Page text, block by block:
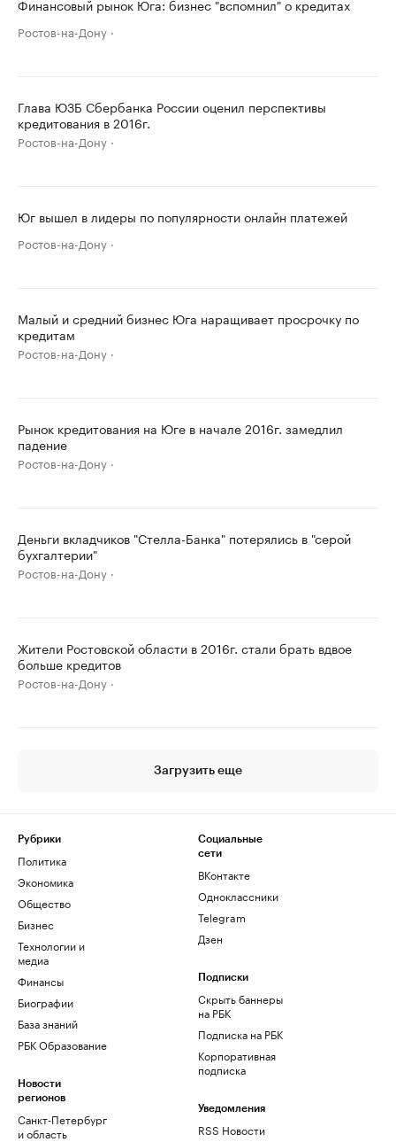
Финансовый рынок Юга: бизнес "вспомнил" о кредитах
Ростов-на-Дону
Глава ЮЗБ Сбербанка России оценил перспективы
кредитования в 2016г.
Ростов-на-Дону
Юг вышел в лидеры по популярности онлайн платежей
Ростов-на-Дону
Малый и средний бизнес Юга наращивает просрочку по
кредитам
Ростов-на-Дону
Рынок кредитования на Юге в начале 2016г. замедлил
падение
Ростов-на-Дону
Деньги вкладчиков "Стелла-Банка" потерялись в "серой
бухгалтерии"
Ростов-на-Дону
Жители Ростовской области в 2016г. стали брать вдвое
больше кредитов
Ростов-на-Дону
Загрузить еще
Рубрики
Политика
Экономика
Общество
Бизнес
Технологии и
медиа
Финансы
Биографии
База знаний
РБК Образование
Новости
регионов
Санкт-Петербург
и область
Социальные
сети
ВКонтакте
Одноклассники
Telegram
Дзен
Подписки
Скрыть баннеры
на РБК
Подписка на РБК
Корпоративная
подписка
Уведомления
RSS Новости